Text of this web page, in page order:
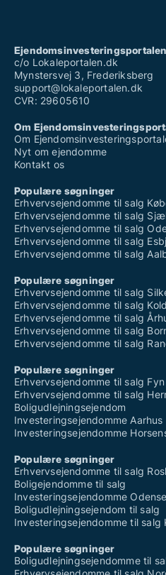
c/o Lokaleportalen.dk
Mynstersvej 3, Frederiksberg
support@lokaleportalen.dk
CVR: 29605610
Om
Om
Nyt om ejendomme
Kontakt os
Populære søgninger
Erhvervsejendomme til salg
Erhvervsejendomme til salg
Erhvervsejendomme til salg
Erhvervsejendomme til salg
Erhvervsejendomme til salg
Populære søgninger
Erhvervsejendomme til salg
Erhvervsejendomme til salg
Erhvervsejendomme til salg
Erhvervsejendomme til salg
Erhvervsejendomme til salg
Populære søgninger
Erhvervsejendomme til salg Fyn
Erhvervsejendomme til salg
Boligudlejningsejendom
Investeringsejendomme Aarhus
Investeringsejendomme
Populære søgninger
Erhvervsejendomme til salg
Boligejendomme til salg
Investeringsejendomme Odense
Boligudlejningsejendom til salg
Investeringsejendomme til salg
Populære søgninger
Boligudlejningsejendomme til